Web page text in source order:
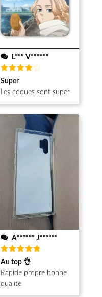
L*** V******
Note
sur 5
Super
Les coques sont super
A****** J******
Note5
sur 5
Au top 👌
Rapide propre bonne
qualité